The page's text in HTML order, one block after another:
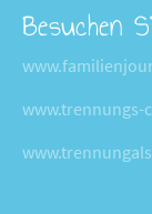
Besuchen
www.trennungs-